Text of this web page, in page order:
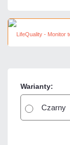
Warianty:
Czarny